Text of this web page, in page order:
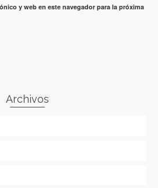
y web en este navegador para la próxima
Archivos